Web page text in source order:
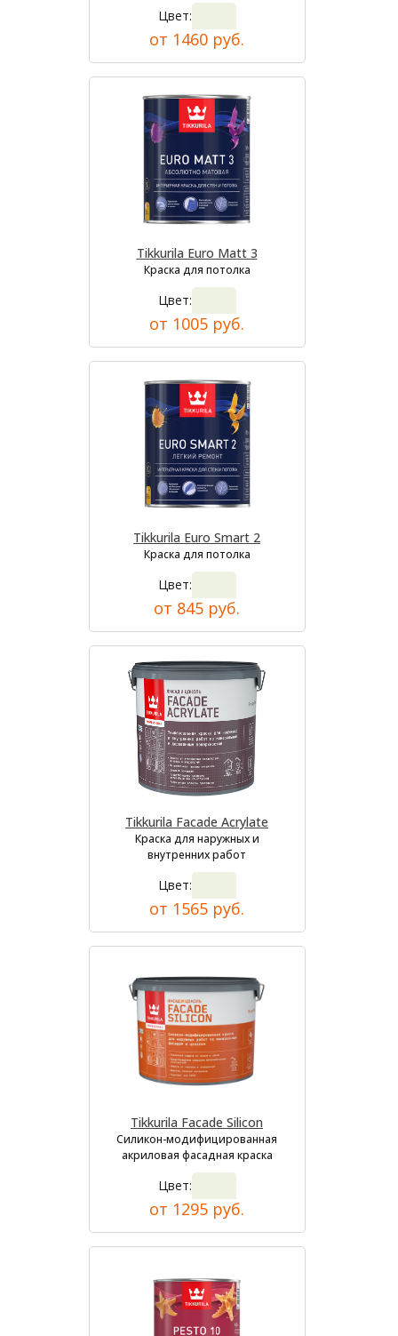
Цвет:
от 1460 руб.
Tikkurila Euro Matt 3
Краска для потолка
Цвет:
от 1005 руб.
Tikkurila Euro Smart 2
Краска для потолка
Цвет:
от 845 руб.
Tikkurila Facade Acrylate
Краска для наружных и
внутренних работ
Цвет:
от 1565 руб.
Tikkurila Facade Silicon
Силикон-модифицированная
акриловая фасадная краска
Цвет:
от 1295 руб.